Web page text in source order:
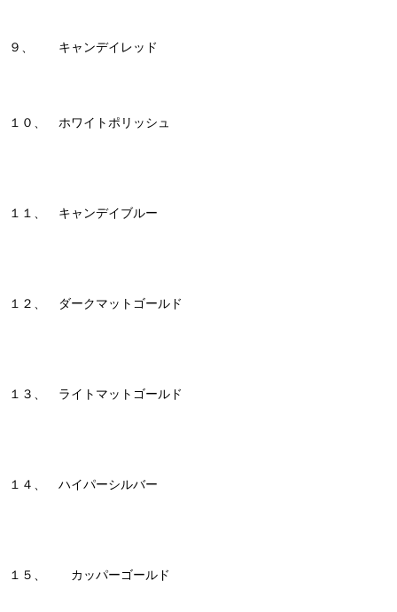
９、 キャンデイレッド
１０、 ホワイトポリッシュ
１１、 キャンデイブルー
１２、 ダークマットゴールド
１３、 ライトマットゴールド
１４、 ハイパーシルバー
１５、 カッパーゴールド